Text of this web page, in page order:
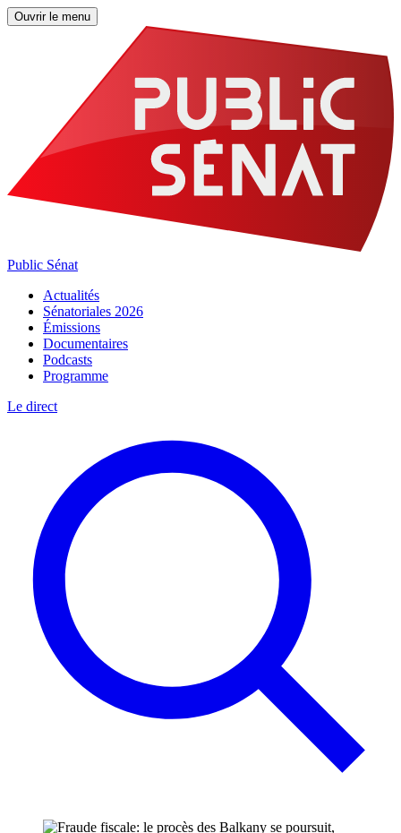
Ouvrir le menu
Public Sénat
Actualités
Sénatoriales 2026
Émissions
Documentaires
Podcasts
Programme
Le direct